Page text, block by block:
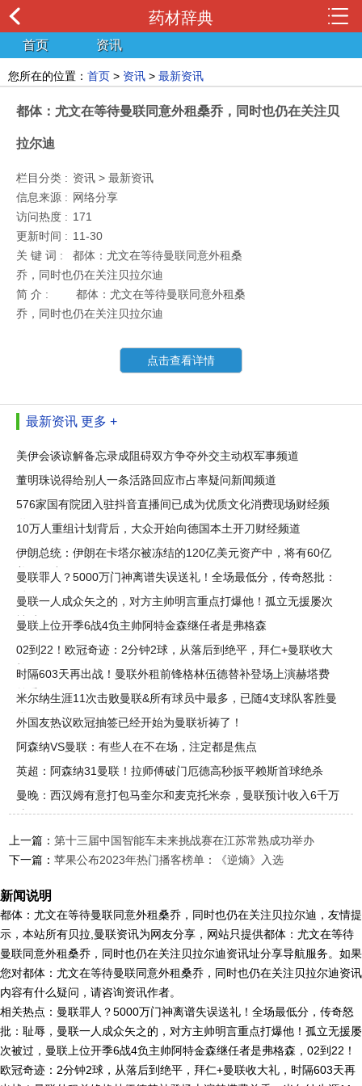
药材辞典
首页 资讯
您所在的位置： 首页 > 资讯 > 最新资讯
都体：尤文在等待曼联同意外租桑乔，同时也仍在关注贝
拉尔迪
栏目分类 : 资讯 > 最新资讯
信息来源 : 网络分享
访问热度 : 171
更新时间 : 11-30
关 键 词 :
都体：尤文在等待曼联同意外租桑
乔，同时也仍在关注贝拉尔迪
简 介 :
都体：尤文在等待曼联同意外租桑
乔，同时也仍在关注贝拉尔迪
点击查看详情
最新资讯 更多 +
美伊会谈谅解备忘录成阻碍双方争夺外交主动权军事频道
董明珠说得给别人一条活路回应市占率疑问新闻频道
576家国有院团入驻抖音直播间已成为优质文化消费现场财经频
道
10万人重组计划背后，大众开始向德国本土开刀财经频道
伊朗总统：伊朗在卡塔尔被冻结的120亿美元资产中，将有60亿
美元解冻
曼联罪人？5000万门神离谱失误送礼！全场最低分，传奇怒批：
耻辱
曼联一人成众矢之的，对方主帅明言重点打爆他！孤立无援屡次
被过
曼联上位开季6战4负主帅阿特金森继任者是弗格森
02到22！欧冠奇迹：2分钟2球，从落后到绝平，拜仁+曼联收大
礼
时隔603天再出战！曼联外租前锋格林伍德替补登场上演赫塔费
首秀
米尔纳生涯11次击败曼联&所有球员中最多，已随4支球队客胜曼
联
外国友热议欧冠抽签已经开始为曼联祈祷了！
阿森纳VS曼联：有些人在不在场，注定都是焦点
英超：阿森纳31曼联！拉师傅破门厄德高秒扳平赖斯首球绝杀
曼晚：西汉姆有意打包马奎尔和麦克托米奈，曼联预计收入6千万
磅
上一篇：第十三届中国智能车未来挑战赛在江苏常熟成功举办
下一篇：苹果公布2023年热门播客榜单：《逆熵》入选
新闻说明
都体：尤文在等待曼联同意外租桑乔，同时也仍在关注贝拉尔迪，友情提
示，本站所有贝拉,曼联资讯为网友分享，网站只提供都体：尤文在等待
曼联同意外租桑乔，同时也仍在关注贝拉尔迪资讯址分享导航服务。如果
您对都体：尤文在等待曼联同意外租桑乔，同时也仍在关注贝拉尔迪资讯
内容有什么疑问，请咨询资讯作者。
相关热点：曼联罪人？5000万门神离谱失误送礼！全场最低分，传奇怒
批：耻辱，曼联一人成众矢之的，对方主帅明言重点打爆他！孤立无援屡
次被过，曼联上位开季6战4负主帅阿特金森继任者是弗格森，02到22！
欧冠奇迹：2分钟2球，从落后到绝平，拜仁+曼联收大礼，时隔603天再